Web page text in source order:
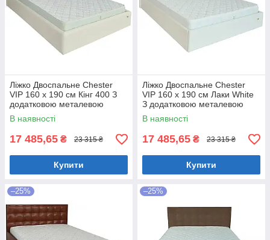
Ліжко Двоспальне Chester
VIP 160 х 190 см Кінг 400 З
додатковою металевою
цільнозварною рамою C1
Білий
В наявності
17 485,65 ₴ 23 315 ₴
Купити
Ліжко Двоспальне Chester
VIP 160 х 190 см Лаки White
З додатковою металевою
цільнозварною рамою Білий
В наявності
17 485,65 ₴ 23 315 ₴
Купити
–25% –25%